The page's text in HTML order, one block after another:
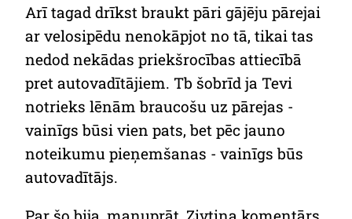
Arī tagad drīkst braukt pāri gājēju pārejai
ar velosipēdu nenokāpjot no tā, tikai tas
nedod nekādas priekšrocības attiecībā
pret autovadītājiem. Tb šobrīd ja Tevi
notrieks lēnām braucošu uz pārejas -
vainīgs būsi vien pats, bet pēc jauno
noteikumu pieņemšanas - vainīgs būs
autovadītājs.